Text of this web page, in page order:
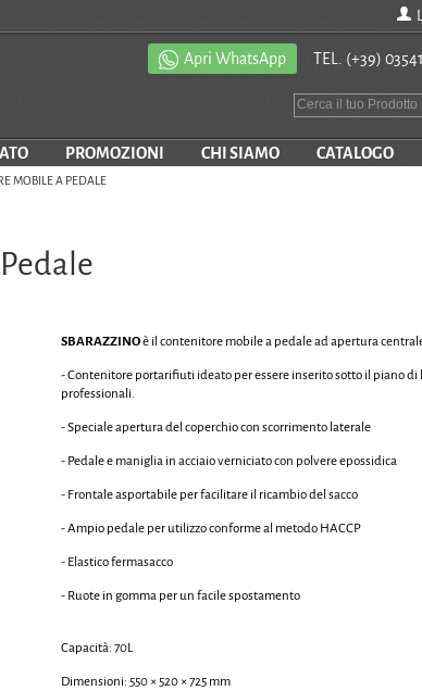
Apri WhatsApp TEL. (+39)
PROMOZIONI CHI SIAMO CATALOGO
MOBILE A PEDALE
SBARAZZINOè il contenitore mobile a pedale ad apertura
- Contenitore portarifiuti ideato per essere inserito sotto il piano di
professionali.
- Speciale apertura del coperchio con scorrimento laterale
- Pedale e maniglia in acciaio verniciato con polvere epossidica
- Frontale asportabile per facilitare il ricambio del sacco
- Ampio pedale per utilizzo conforme al metodo HACCP
- Elastico fermasacco
- Ruote in gomma per un facile spostamento
Capacità: 70L
Dimensioni: 550 × 520 × 725 mm